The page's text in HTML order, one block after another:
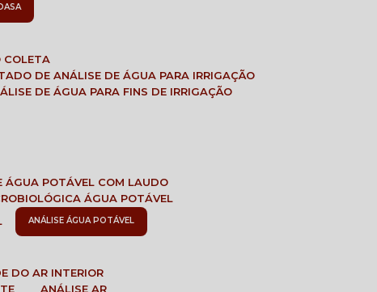
COLETA
DE ANÁLISE DE ÁGUA PARA IRRIGAÇÃO
DE ÁGUA PARA FINS DE IRRIGAÇÃO
ÁGUA POTÁVEL COM LAUDO
ÁGUA POTÁVEL
ANÁLISE ÁGUA POTÁVEL
DO AR INTERIOR
ANÁLISE AR